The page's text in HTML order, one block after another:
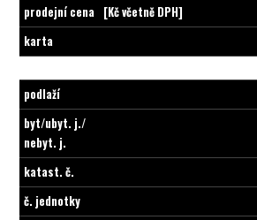
prodejní cena [Kč včetně DPH]
karta
podlaží
byt/ubyt. j./
nebyt. j.
katast. č.
č. jednotky